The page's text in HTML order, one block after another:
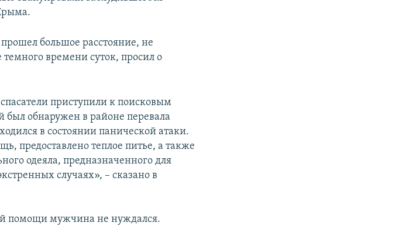
большое расстояние, не
времени суток, просил о
приступили к поисковым
обнаружен в районе перевала
в состоянии панической атаки.
предоставлено теплое питье, а также
одеяла, предназначенного для
случаях», – сказано в
помощи мужчина не нуждался.